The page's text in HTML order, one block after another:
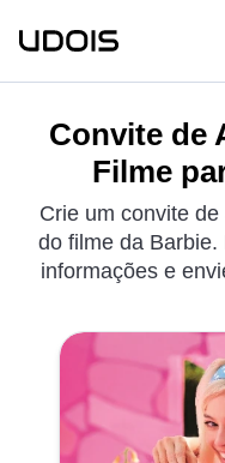
Convite de
Filme
Crie um convite
do filme da
informações e